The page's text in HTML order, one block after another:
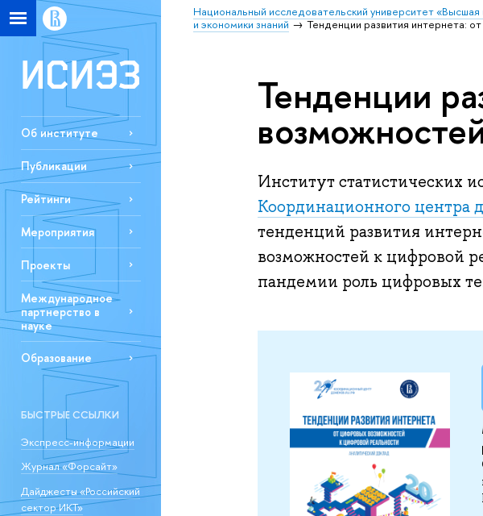
Национальный исследовательский университет «Высшая
и экономики знаний
Тенденции развития интернета:
Об институте
Публикации
Рейтинги
Мероприятия
Проекты
Международное
партнерство в
науке
Образование
БЫСТРЫЕ ССЫЛКИ
Экспресс-информации
Журнал «Форсайт»
Дайджесты «Российский
сектор ИКТ»
Тенденции
Институт статистических
Координационного центра
тенденций развития
возможностей к цифровой
пандемии роль цифровых